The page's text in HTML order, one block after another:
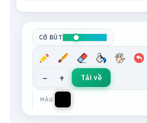
CỠ BÚT
− + Tải về
MÀU